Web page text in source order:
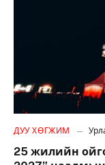
ДУУ ХӨГЖИМ
25 жилийн